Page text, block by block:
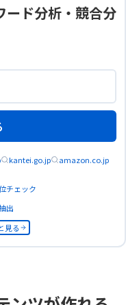
ード分析・競合分
kantei.go.jp amazon.co.jp
チェック
出
見る